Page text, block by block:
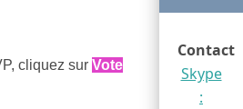
cliquez sur Vote
Contact
Skype
: